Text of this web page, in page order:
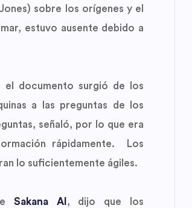
sobre los orígenes y el
estuvo ausente debido a
el documento surgió de los
a las preguntas de los
señaló, por lo que era
rápidamente. Los
lo suficientemente ágiles.
Sakana AI , dijo que los